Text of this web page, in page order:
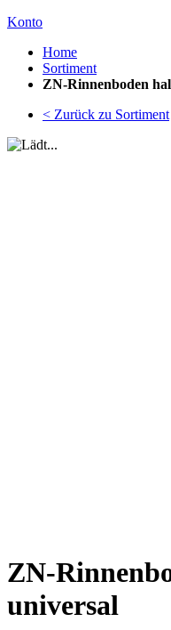
Konto
Home
Sortiment
ZN-Rinnenboden
< Zurück zu Sortiment
ZN-
universal